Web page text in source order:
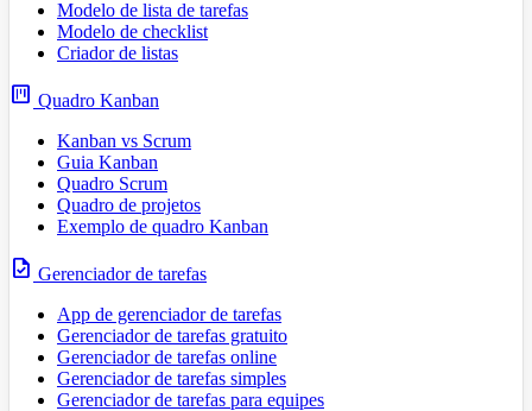
Modelo de lista de tarefas
Modelo de checklist
Criador de listas
view_kanban Quadro Kanban
Kanban vs Scrum
Guia Kanban
Quadro Scrum
Quadro de projetos
Exemplo de quadro Kanban
task Gerenciador de tarefas
App de gerenciador de tarefas
Gerenciador de tarefas gratuito
Gerenciador de tarefas online
Gerenciador de tarefas simples
Gerenciador de tarefas para equipes